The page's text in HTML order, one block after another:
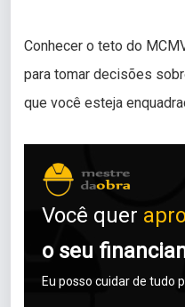
Conhecer o teto do
para tomar decisões
que você esteja
Você quer apr
o seu
Eu posso cuidar de tudo